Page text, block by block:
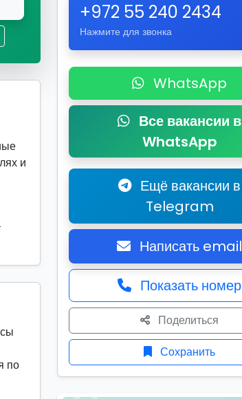
и
по
+972 55 240 2434
Нажмите для звонка
WhatsApp
Все вакансии в
WhatsApp
Ещё вакансии в
Telegram
Написать email
Показать номер
Поделиться
Сохранить